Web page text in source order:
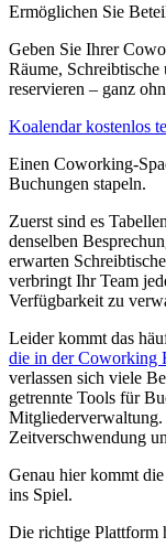
Ermöglichen Sie
Geben Sie Ihrer
Räume,
reservieren – ganz
Koalendar kostenlos
Einen Coworking-
Buchungen stapeln.
Zuerst sind es
denselben
erwarten
verbringt Ihr Team
Verfügbarkeit zu
Leider kommt das
die in der Coworking
verlassen sich viele
getrennte Tools für
Mitgliederverwaltung.
Zeitverschwendung
Genau hier kommt die
ins Spiel.
Die richtige Plattform